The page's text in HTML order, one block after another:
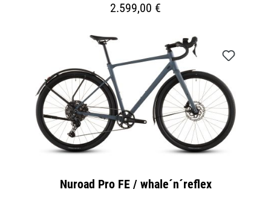
2.599,00 €
Nuroad Pro FE / whale´n´reflex